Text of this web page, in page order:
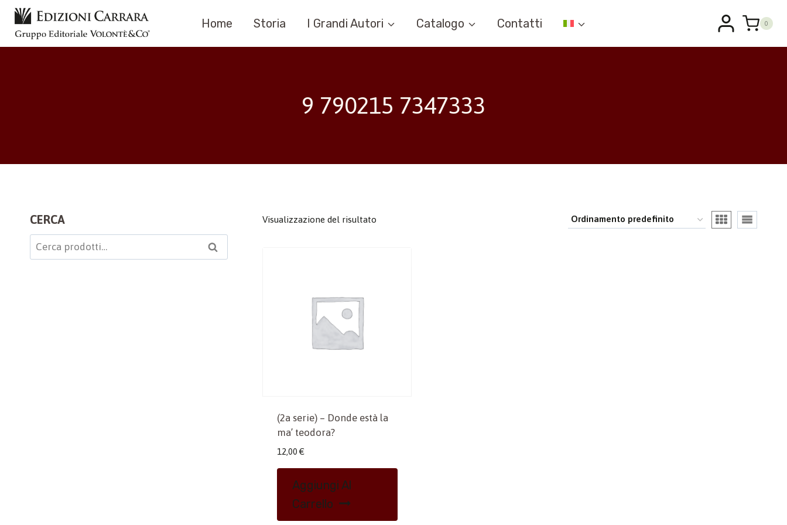
Salta
contenuto
Home Storia I Grandi Autori Catalogo Contatti 0
9 790215 7347333
Visualizzazione del risultato
(2a serie) – Donde està la
ma’ teodora?
12,00 €
Aggiungi Al
Carrello
CERCA
Cerca: Cerca